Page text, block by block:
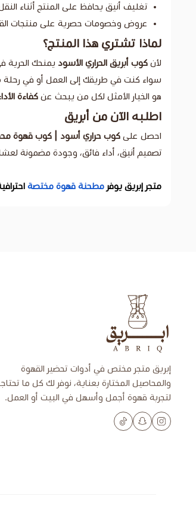
تغليف أنيق يحافظ على المنتج أثناء
عروض وخصومات حصرية على منتجات
لماذا تشتري هذا المنتج؟
لأن كوب أبريق الحراري الأسود يمنحك الحرية
سواء كنت في طريقك إلى العمل أو في
هو الخيار الأمثل لكل من يبحث عن كفاءة
اطلبه الآن من أبريق
احصل على كوب حراري أسود | كوب قهوة
تصميم أنيق، أداء فائق، وجودة مضمونة
متجر إبريق يوفر مطحنة قهوة مختصة
إبريق متجر مختص في أدوات تحضير القهوة
والمحاصيل المختارة بعناية، نوفر لك كل ما
لتجربة قهوة أجمل وأسهل في البيت أو العمل.